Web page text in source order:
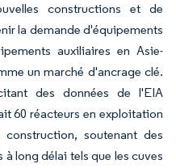
constructions et de
la demande d'équipements
auxiliaires en Asie-
un marché d'ancrage clé.
des données de l'EIA
60 réacteurs en exploitation
soutenant des
long délai tels que les cuves